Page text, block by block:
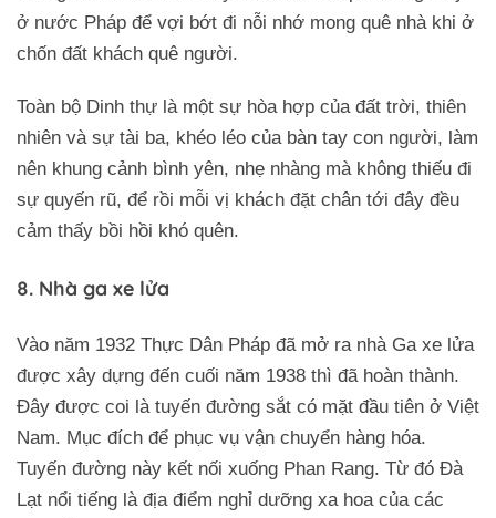
ở nước Pháp để vợi bớt đi nỗi nhớ mong quê nhà khi ở
chốn đất khách quê người.
Toàn bộ Dinh thự là một sự hòa hợp của đất trời, thiên
nhiên và sự tài ba, khéo léo của bàn tay con người, làm
nên khung cảnh bình yên, nhẹ nhàng mà không thiếu đi
sự quyến rũ, để rồi mỗi vị khách đặt chân tới đây đều
cảm thấy bồi hồi khó quên.
8. Nhà ga xe lửa
Vào năm 1932 Thực Dân Pháp đã mở ra nhà Ga xe lửa
được xây dựng đến cuối năm 1938 thì đã hoàn thành.
Đây được coi là tuyến đường sắt có mặt đầu tiên ở Việt
Nam. Mục đích để phục vụ vận chuyển hàng hóa.
Tuyến đường này kết nối xuống Phan Rang. Từ đó Đà
Lạt nổi tiếng là địa điểm nghỉ dưỡng xa hoa của các